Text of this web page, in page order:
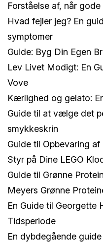
Forståelse af, når
Hvad fejler jeg? En
symptomer
Guide: Byg Din Egen
Lev Livet Modigt: En
Vove
Kærlighed og gelato:
Guide til at vælge det
smykkeskrin
Guide til Opbevaring
Styr på Dine LEGO
Guide til Grønne
Meyers Grønne
En Guide til Georgette
Tidsperiode
En dybdegående